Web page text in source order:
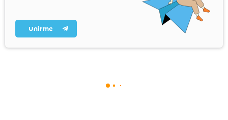
Unirme